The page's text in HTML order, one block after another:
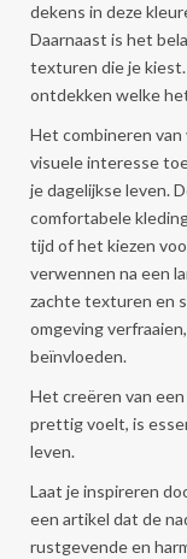
dekens in deze
Daarnaast is het
texturen die je
ontdekken welke
Het combineren
visuele interesse
je dagelijkse leven.
comfortabele
tijd of het kiezen
verwennen na een
zachte texturen en
omgeving
beïnvloeden.
Het creëren van
prettig voelt, is
leven.
Laat je inspireren
een artikel dat de
rustgevende en